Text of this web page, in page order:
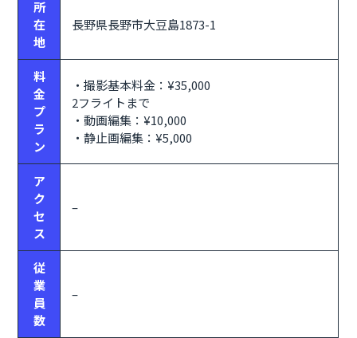
所
在
地
長野県長野市大豆島1873-1
料
金
プ
ラ
ン
・撮影基本料金：¥35,000
2フライトまで
・動画編集：¥10,000
・静止画編集：¥5,000
ア
ク
セ
ス
–
従
業
員
数
–